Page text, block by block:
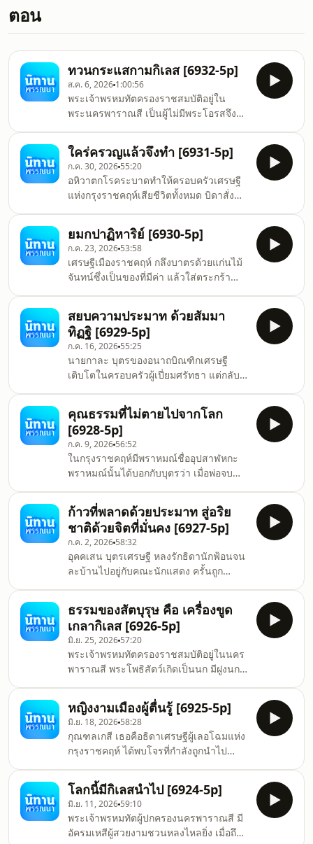
ตอน
ทวนกระแสกามกิเลส [6932-5p]
ส.ค. 6, 2026 1:00:56
พระเจ้าพรหมทัตครองราชสมบัติอยู่ใน
พระนครพาราณสี เป็นผู้ไม่มีพระโอรสจึง
โพธิสัตว์จึงจุติจากพรหมโลกบังเกิดในพระ
ครรภ์ของพระอัครมเหสี เมื่อพระโพธิสัตว์
นั้นประสูติมีเพียงบุรุษที่สามารถอุ้มดูแลได้
เท่านั้น พระกุมารไม่ปรารถนาบริโภคกาม
แม้ราชสมบัติก็ไม่ปรารถนา พระบิดาจึงจัด
ส่งหญิงนักฟ้อนสาวสวย ซึ่งเป็นผู้ฉลาดใน
การเล้าโลมบุรุษให้ตกอยู่ในอำนาจของตน
คอยบรรเลงเพลงขับกล่อมพ
ใคร่ครวญแล้วจึงทำ [6931-5p]
ก.ค. 30, 2026 55:20
อหิวาตกโรคระบาดทำให้ครอบครัวเศรษฐี
แห่งกรุงราชคฤห์เสียชีวิตทั้งหมด บิดาสั่ง
ซ่อนทรัพย์ 40 โกฏิ เมื่อเติบใหญ่ เขากลับ
มายังบ้านเกิดแต่ไม่รีบนำทรัพย์ออกมาใช้
เพราะเกรงจะถูกกล่าวหาว่าได้ทรัพย์มาโดย
มิชอบ จึงเลือกทำงานรับจ้างเป็นคน
ประกาศบอกเวลา เลี้ยงชีพด้วยความสุจริต
พระเจ้าพิมพิสารทรงทราบความจริง จึง
โปรดให้ขุดทรัพย์คืน แต่งตั้งเขาเป็นเศรษฐี
และพาเข้าเฝ้าพระพุทธเจ้า พร
ยมกปาฏิหาริย์ [6930-5p]
ก.ค. 23, 2026 53:58
เศรษฐีเมืองราชคฤห์ กลึงบาตรด้วยแก่นไม้
จันทน์ซึ่งเป็นของที่มีค่า แล้วใส่ตระกร้า
หรือพราหมณ์ผู้ใดเป็นพระอรหันต์ผู้มีฤทธิ์
จงปลดบาตรลงมาจะยกบาตรไม้พร้อมด้วย
ของมีค่าถวายให้ เหล่าพราหมณ์และเจ้า
สำนักต่างก็อยากได้ จึงมาขอกับท่านเศรษฐี
แต่ไม่มีผู้ใดเหาะขึ้นไปเอาบาตรลงมาได้
ขณะนั้นพระโมคคัลลานะและพระปิณโฑล
ภารทวาชะ อรหันต์ผู้มีฤทธิ์กำลังบิณฑบาต
อยู่ ท่านภารทวาชะจึงเหาะขึ้นสู
สยบความประมาท ด้วยสัมมา
ทิฏฐิ [6929-5p]
ก.ค. 16, 2026 55:25
นายกาละ บุตรของอนาถบิณฑิกเศรษฐี
เติบโตในครอบครัวผู้เปี่ยมศรัทธา แต่กลับ
ทรัพย์ เพื่อชักชวนให้เขารักษาอุโบสถและ
เข้าเฝ้าพระพุทธองค์ แม้ในตอนแรกจะไป
เพราะหวังทรัพย์ แต่เมื่อยืนฟังพระธรรม
ด้วยใจที่ตั้งมั่น แม้เพียงเพื่อจดจำธรรมบท
เดียว พระธรรมกลับซึมซาบสู่ใจ จนบรรลุ
โสดาปัตติผล ครั้นบิดามอบเงินรางวัลต่อ
หน้าพระศาสดา เขาเกิดความละอายและ
ปฏิเสธทรัพย์นั้น พระพุทธองค์จึงตรั
คุณธรรมที่ไม่ตายไปจากโลก
[6928-5p]
ก.ค. 9, 2026 56:52
ในกรุงราชคฤห์มีพราหมณ์ชื่ออุปสาฬหกะ
พราหมณ์นั้นได้บอกกับบุตรว่า เมื่อพ่อจบ
พราหมณ์ และบุตรจึงออกเดินทางแสวงหา
ดินแดนแห่งนั้น ทั้งสองได้พบกับพระ
โพธิสัตว์ เมื่อโพธิสัตว์ได้ฟังบุตรของ
พราหมณ์กล่าวว่า ระหว่างภูเขาสามลูกนี้
แหละ เป็นที่ไม่ปะปน จึงกล่าวแก่บุตรของ
พราหมณ์ว่า ในที่นี้แหละบิดาของเจ้าถูกเผา
ในระหว่างภูเขานี้มาแล้วถึงหมื่นสี่พันชาติ
อันที่จริง สถานที่ที่ไม่ถูก
ก้าวที่พลาดด้วยประมาท สู่อริย
ชาติด้วยจิตที่มั่นคง [6927-5p]
ก.ค. 2, 2026 58:32
อุคคเสน บุตรเศรษฐี หลงรักธิดานักฟ้อนจน
ละบ้านไปอยู่กับคณะนักแสดง ครั้นถูก
ครอบครัวได้ จึงฝึกศิลปะการแสดงจนมีชื่อ
เสียง วันหนึ่งขณะแสดงกายกรรมต่อหน้า
มหาชน พระพุทธองค์ทรงเห็นอุปนิสัยแห่ง
ธรรม จึงตรัสสอนให้ละความยึดมั่นในอดีต
อนาคต และปัจจุบัน เมื่อได้ฟังธรรม อุคค
เสนเกิดปัญญา บรรลุพระอรหัตพร้อมด้วย
ปฏิสัมภิทา และทูลขอบรรพชากับพระผู้มี
พระภาค จากนักแสดงผู้แสวงหาการยอมรับ
กลายเป็
ธรรมของสัตบุรุษ คือ เครื่องขูด
เกลากิเลส [6926-5p]
มิ.ย. 25, 2026 57:20
พระเจ้าพรหมทัตครองราชสมบัติอยู่ในนคร
พาราณสี พระโพธิสัตว์เกิดเป็นนก มีฝูงนก
มหาสมุทร เมื่อพ่อค้าชาวกาสิกรัฐพากัน
แล่นเรือมายังมหาสมุทร โดยเอากาบอกทิศ
ติดเรือไปด้วย เมื่อเรือแตกกลางมหาสมุทร
เจ้ากาบอกทิศบินไปถึงเกาะที่ฝูงนกอาศัยอยู่
กาเจ้าเล่ห์คิดว่าจักทำการโกหกแล้วกินไข่
และลูกอ่อนของนกฝูงนี้ มันจึงรีบบินร่อนลง
แล้วยืนขาเดียวอ้าปากอยู่ที่พื้นดินท่ามกลาง
ฝูงนก นกทั้งหล
หญิงงามเมืองผู้ตื่นรู้ [6925-5p]
มิ.ย. 18, 2026 58:28
กุณฑลเกสี เธอคือธิดาเศรษฐีผู้เลอโฉมแห่ง
กรุงราชคฤห์ ได้พบโจรที่กำลังถูกนำไป
มารดาไถ่ตัวมาเป็นสามี แต่โจรกลับคิดฆ่า
นางเพื่อชิงทรัพย์ เมื่อถูกหลอกพาไปยัง
หน้าผา นางใช้ปัญญาเอาตัวรอดด้วยการ
ผลักโจรตกเหว แล้วออกบวชเป็นปริพาชิกา
ศึกษาศิลปะการโต้วาทีจนมีชื่อเสียงทั่วชมพู
โลกนี้มีกิเลสนำไป [6924-5p]
มิ.ย. 11, 2026 59:10
พระเจ้าพรหมทัตผู้ปกครองนครพาราณสี มี
อัครมเหสีผู้สวยงามชวนหลงไหลยิ่ง เมื่อถึง